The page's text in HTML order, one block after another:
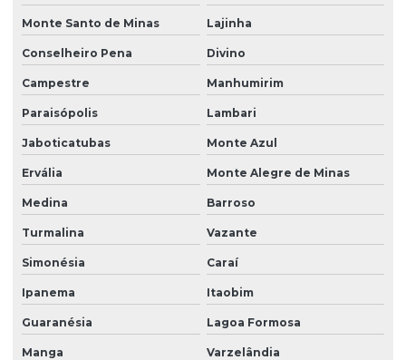
Monte Santo de Minas Lajinha
Conselheiro Pena Divino
Campestre Manhumirim
Paraisópolis Lambari
Jaboticatubas Monte Azul
Ervália Monte Alegre de Minas
Medina Barroso
Turmalina Vazante
Simonésia Caraí
Ipanema Itaobim
Guaranésia Lagoa Formosa
Manga Varzelândia